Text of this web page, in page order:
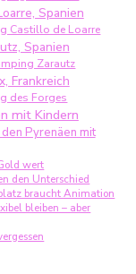
Spanien
Castillo de Loarre
Spanien
Zarautz
Frankreich
des Forges
mit Kindern
Pyrenäen mit
wert
den Unterschied
braucht Animation
bleiben – aber